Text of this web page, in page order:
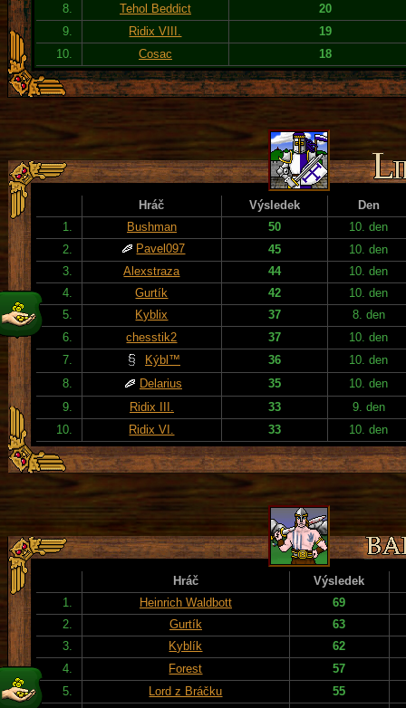
8.
Tehol Beddict
20
9.
Ridix VIII.
19
10.
Cosac 18
Hráč Výsledek
Den
1.
Bushman 50
10. den
2.
Pavel097 45
10. den
3.
Alexstraza 44
10. den
4.
Gurtík 42
10. den
5.
Kyblix 37
8. den
6.
chesstik2 37
10. den
7.
Kýbl™ 36
10. den
8.
Delarius 35
10. den
9.
Ridix III. 33
9. den
10.
Ridix VI. 33 10. den
Hráč
Výsledek
1.
Heinrich Waldbott
69
2.
Gurtík
63
3.
Kyblík
62
4.
Forest
57
5.
Lord z Bráčku
55